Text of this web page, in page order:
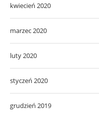
kwiecień 2020
marzec 2020
luty 2020
styczeń 2020
grudzień 2019